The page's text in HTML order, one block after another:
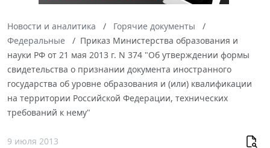
Новости и аналитика
Горячие документы
Федеральные
Приказ Министерства образования и
науки РФ от 21 мая 2013 г. N 374 "Об утверждении формы
свидетельства о признании документа иностранного
государства об уровне образования и (или) квалификации
на территории Российской Федерации, технических
требований к нему"
9 июля 2013